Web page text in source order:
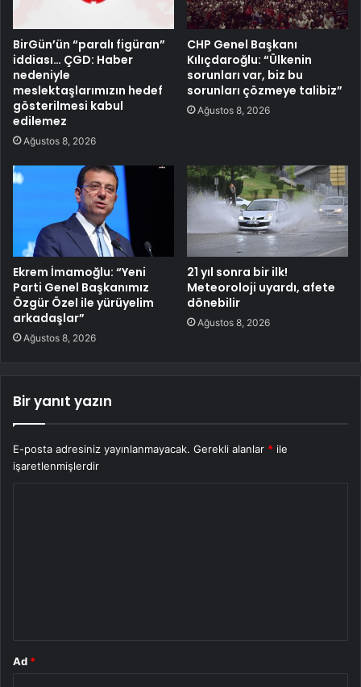
BirGün’ün “paralı figüran”
iddiası… ÇGD: Haber
nedeniyle
meslektaşlarımızın hedef
gösterilmesi kabul
edilemez
Ağustos 8, 2026
CHP Genel Başkanı
Kılıçdaroğlu: “Ülkenin
sorunları var, biz bu
sorunları çözmeye talibiz”
Ağustos 8, 2026
Ekrem İmamoğlu: “Yeni
Parti Genel Başkanımız
Özgür Özel ile yürüyelim
arkadaşlar”
Ağustos 8, 2026
21 yıl sonra bir ilk!
Meteoroloji uyardı, afete
dönebilir
Ağustos 8, 2026
Bir yanıt yazın
E-posta adresiniz yayınlanmayacak. Gerekli alanlar * ile
işaretlenmişlerdir
Ad *